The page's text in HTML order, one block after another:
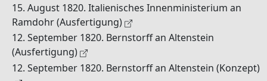
15. August 1820. Italienisches Innenministerium an
Ramdohr (Ausfertigung)
12. September 1820. Bernstorff an Altenstein
(Ausfertigung)
12. September 1820. Bernstorff an Altenstein (Konzept)